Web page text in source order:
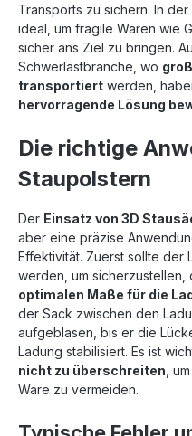
Transports zu sichern. In
ideal, um fragile Waren wie
sicher ans Ziel zu bringen.
Schwerlastbranche, wo
transportiert werden,
hervorragende Lösung
Die richtige
Staupolstern
Der Einsatz von 3D
aber eine präzise
Effektivität. Zuerst sollte der
werden, um sicherzustellen,
optimalen Maße für die
der Sack zwischen den
aufgeblasen, bis er die
Ladung stabilisiert. Es ist
nicht zu überschreiten ,
Ware zu vermeiden.